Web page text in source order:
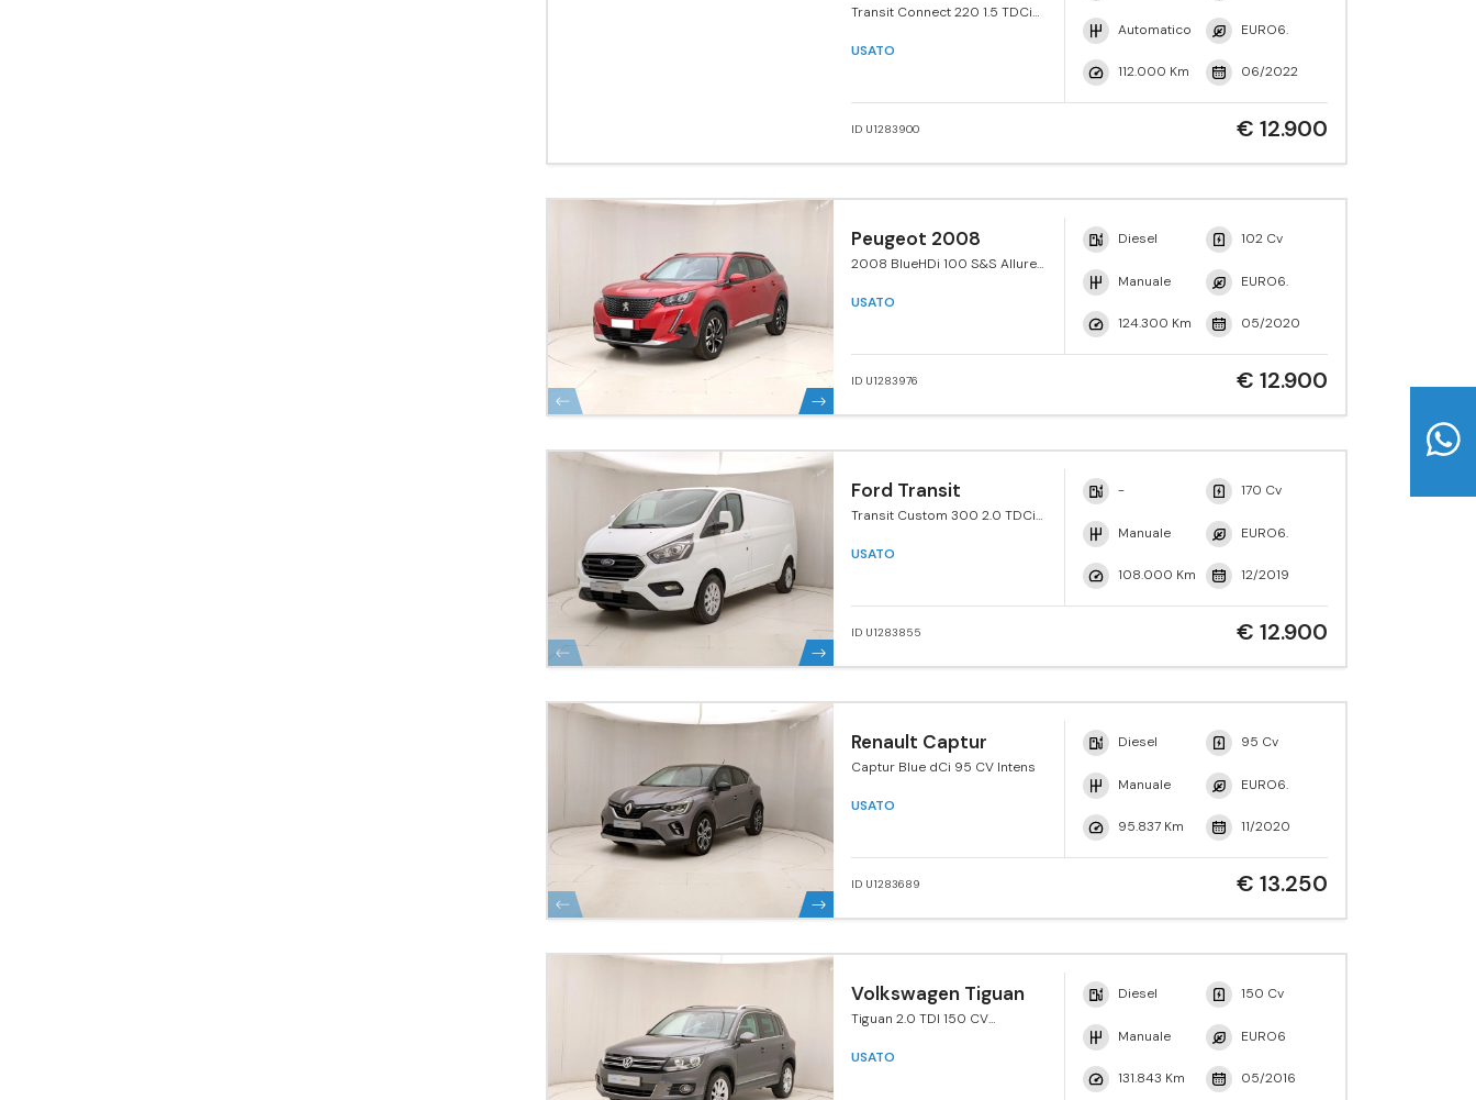
Transit Connect 220 1.5 TDCi
USATO
Automatico EURO6.
112.000 Km 06/2022
ID U1283900 € 12.900
Peugeot 2008
2008 BlueHDi 100 S&S Allure
USATO
Diesel 102 Cv
Manuale EURO6.
124.300 Km 05/2020
ID U1283976 € 12.900
Ford Transit
Transit Custom 300 2.0 TDCi
USATO
- 170 Cv
Manuale EURO6.
108.000 Km 12/2019
ID U1283855 € 12.900
Renault Captur
Captur Blue dCi 95 CV Intens
USATO
Diesel 95 Cv
Manuale EURO6.
95.837 Km 11/2020
ID U1283689 € 13.250
Volkswagen Tiguan
Tiguan 2.0 TDI 150 CV
BlueMotion Tech.
USATO
Diesel 150 Cv
Manuale EURO6
131.843 Km 05/2016